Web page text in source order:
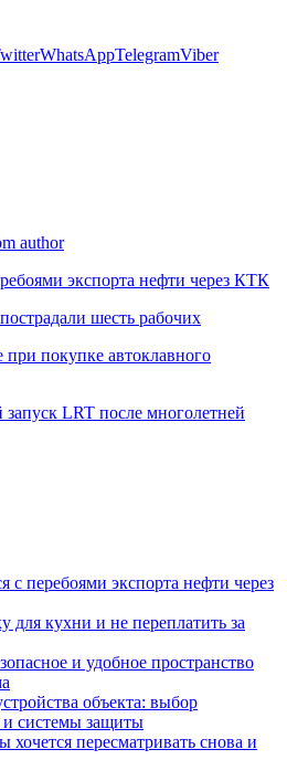
WhatsAppTelegramViber
author
экспорта нефти через КТК
шесть рабочих
покупке автоклавного
LRT после многолетней
с перебоями экспорта нефти через
для кухни и не переплатить за
и удобное пространство
объекта: выбор
системы защиты
пересматривать снова и